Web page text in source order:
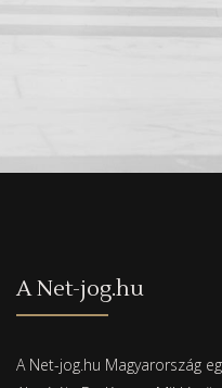
A Net-jog.hu
A Net-jog.hu Magyarország